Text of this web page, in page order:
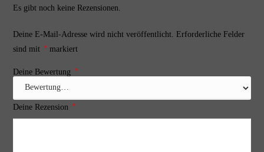
Es gibt noch keine Rezensionen.
Deine E-Mail-Adresse wird nicht veröffentlicht. Erforderliche Felder
sind mit
* markiert
Deine Bewertung *
Deine Rezension *